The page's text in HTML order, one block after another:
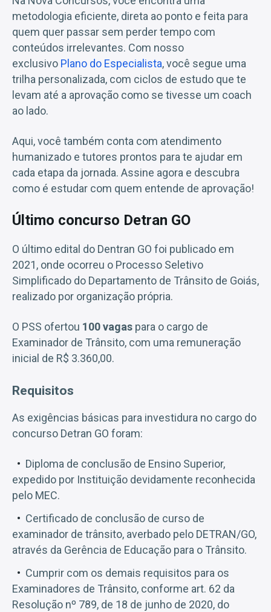
metodologia eficiente, direta ao ponto e feita para
quem quer passar sem perder tempo com
conteúdos irrelevantes. Com nosso
exclusivo Plano do Especialista, você segue uma
trilha personalizada, com ciclos de estudo que te
levam até a aprovação como se tivesse um coach
ao lado.
Aqui, você também conta com atendimento
humanizado e tutores prontos para te ajudar em
cada etapa da jornada. Assine agora e descubra
como é estudar com quem entende de aprovação!
Último concurso Detran GO
O último edital do Dentran GO foi publicado em
2021, onde ocorreu o Processo Seletivo
Simplificado do Departamento de Trânsito de Goiás,
realizado por organização própria.
O PSS ofertou 100 vagas para o cargo de
Examinador de Trânsito, com uma remuneração
inicial de R$ 3.360,00.
Requisitos
As exigências básicas para investidura no cargo do
concurso Detran GO foram:
Diploma de conclusão de Ensino Superior,
expedido por Instituição devidamente reconhecida
pelo MEC.
Certificado de conclusão de curso de
examinador de trânsito, averbado pelo DETRAN/GO,
através da Gerência de Educação para o Trânsito.
Cumprir com os demais requisitos para os
Examinadores de Trânsito, conforme art. 62 da
Resolução nº 789, de 18 de junho de 2020, do